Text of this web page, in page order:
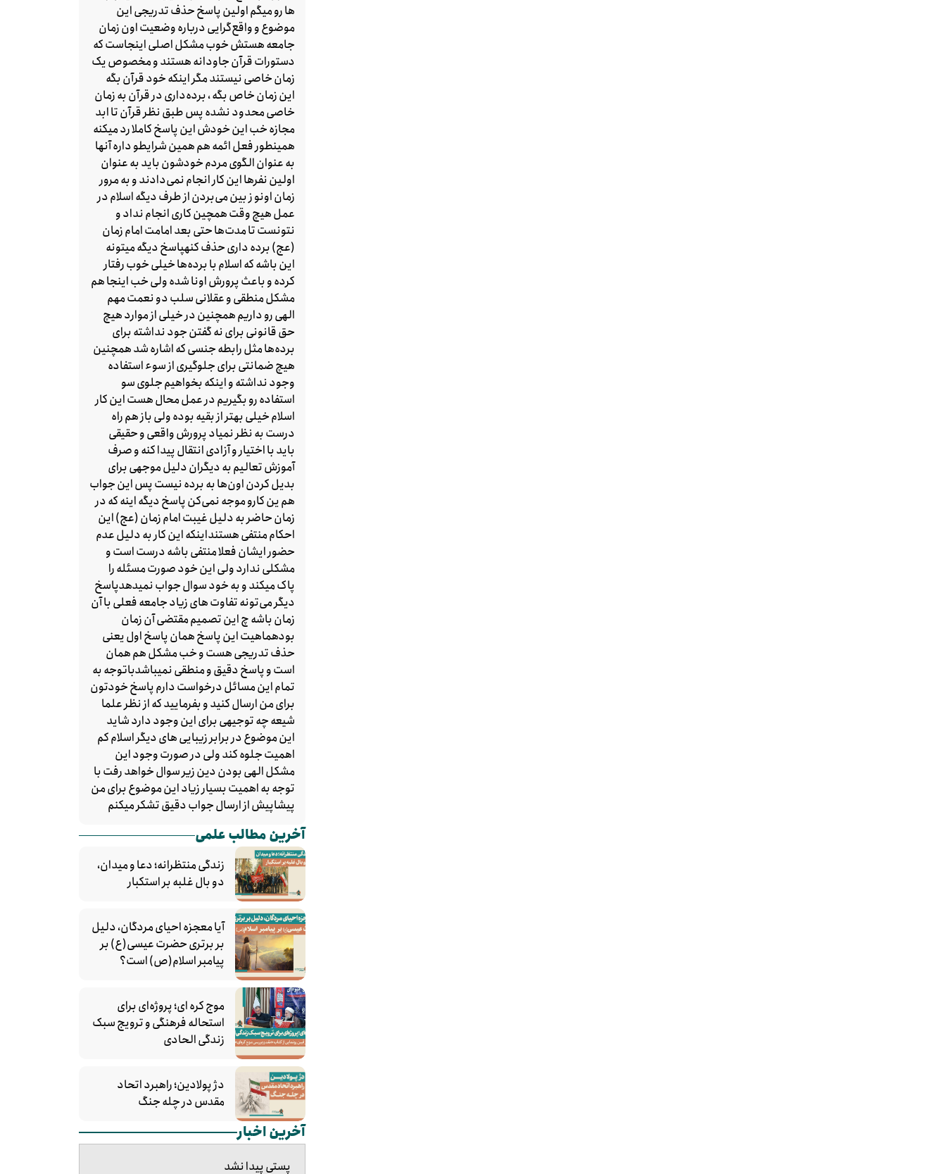
ها رو میگم اولین پاسخ حذف تدریجی این
موضوع و واقع‌گرایی درباره وضعیت اون زمان
جامعه هستش خوب مشکل اصلی اینجاست که
دستورات قرآن جاودانه هستند و مخصوص یک
زمان خاصی نیستند مگر اینکه خود قرآن بگه
این زمان خاص بگه ، برده‌داری در قرآن به زمان
خاصی محدود نشده پس طبق نظر قرآن تا ابد
مجازه خب این خودش این پاسخ کاملا رد میکنه
همینطور فعل ائمه هم همین شرایطو داره آنها
به عنوان الگوی مردم خودشون باید به عنوان
اولین نفرها این کار انجام نمی‌دادند و به مرور
زمان اونو ز بین می‌بردن از طرف دیگه اسلام در
عمل هیچ وقت همچین کاری انجام نداد و
نتونست تا مدت‌ها حتی بعد امامت امام زمان
(عج) برده داری حذف کنهپاسخ دیگه ‌میتونه
این باشه که اسلام با برده‌ها خیلی خوب رفتار
کرده و باعث پرورش اونا شده ولی خب اینجا هم
مشکل منطقی و عقلانی سلب دو نعمت مهم
الهی رو داریم همچنین در خیلی از موارد هیچ
حق قانونی برای نه گفتن جود نداشته برای
برده‌ها مثل رابطه جنسی که اشاره شد همچنین
هیچ ضمانتی برای جلوگیری از سوء استفاده
وجود نداشته و اینکه بخواهیم جلوی سو
استفاده رو بگیریم در عمل محال هست این کار
اسلام خیلی بهتر از بقیه بوده ولی باز هم راه
درست به نظر نمیاد پرورش واقعی و حقیقی
باید با اختیار و آزادی انتقال پیدا کنه و صرف
آموزش تعالیم به دیگران دلیل موجهی برای
بدیل کردن اون‌ها به برده نیست پس این جواب
هم ین کارو موجه نمی‌کن پاسخ دیگه اینه که در
زمان حاضر به دلیل غیبت امام زمان (عج) این
احکام منتفی هستنداینکه این کار به دلیل عدم
حضور ایشان فعلا منتفی باشه درست است و
مشکلی ندارد ولی این خود صورت مسئله را
پاک میکند و به خود سوال جواب نمیدهدپاسخ
دیگر می‌تونه تفاوت های زیاد جامعه فعلی با آن
زمان باشه چ این تصمیم مقتضی آن زمان
بودهماهیت این پاسخ همان پاسخ اول یعنی
حذف تدریجی هست و خب مشکل هم همان
است و پاسخ دقیق و منطقی نمیباشدباتوجه به
تمام این مسائل درخواست دارم پاسخ خودتون
برای من ارسال کنید و بفرمایید که از نظر علما
شیعه چه توجیهی برای این وجود دارد شاید
این موضوع در برابر زیبایی های دیگر اسلام کم
اهمیت جلوه کند ولی در صورت وجود این
مشکل الهی بودن دین زیر سوال خواهد رفت با
توجه به اهمیت بسیار زیاد این موضوع برای من
پیشاپیش از ارسال جواب دقیق تشکر میکنم
آخرین مطالب علمی
زندگی منتظرانه؛ دعا و میدان،
دو بال غلبه بر استکبار
آیا معجزه احیای مردگان، دلیل
بر برتری حضرت عیسی(ع) بر
پیامبر اسلام(ص) است؟
موج کره‌ ای؛ پروژه‌ای برای
استحاله فرهنگی و ترویج سبک
زندگی الحادی
دژ پولادین؛ راهبرد اتحاد
مقدس در چله جنگ
آخرین اخبار
پستی پیدا نشد